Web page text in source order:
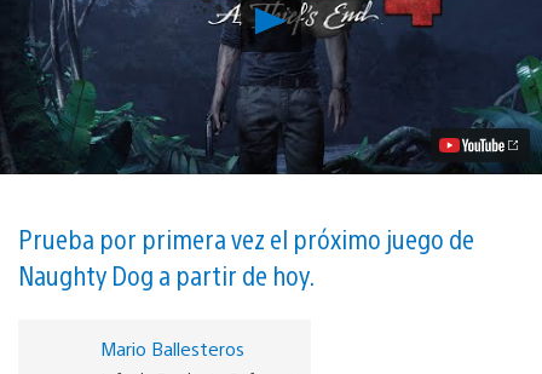
Reproducir
Uncharted
4
|
Todo
lo
que
necesitas
la
beta
multijugador
vídeo
Prueba por primera vez el próximo juego de
Naughty Dog a partir de hoy.
Mario Ballesteros